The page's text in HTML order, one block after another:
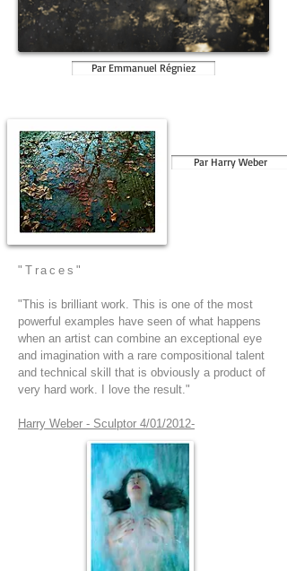
Par Emmanuel Régniez
Par Harry Weber
"Traces"
"This is brilliant work. This is one of the most
powerful examples have seen of what happens
when an artist can combine an exceptional eye
and imagination with a rare compositional talent
and technical skill that is obviously a product of
very hard work. I love the result."
Harry Weber - Sculptor 4/01/2012​-